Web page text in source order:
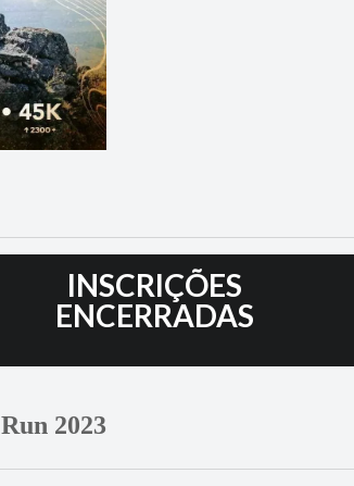
INSCRIÇÕES
ENCERRADAS
2023